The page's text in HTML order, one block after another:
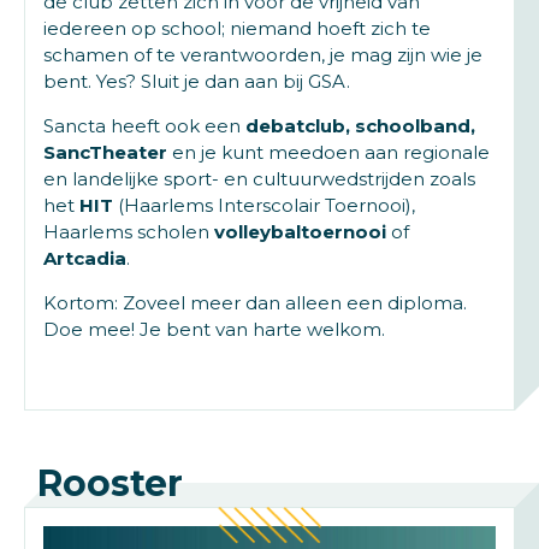
iedereen op school; niemand hoeft zich te
schamen of te verantwoorden, je mag zijn wie je
bent. Yes? Sluit je dan aan bij GSA.
Sancta heeft ook een debatclub, schoolband,
SancTheater en je kunt meedoen aan regionale
en landelijke sport- en cultuurwedstrijden zoals
het HIT (Haarlems Interscolair Toernooi),
Haarlems scholen volleybaltoernooi of
Artcadia.
Kortom: Zoveel meer dan alleen een diploma.
Doe mee! Je bent van harte welkom.
Rooster